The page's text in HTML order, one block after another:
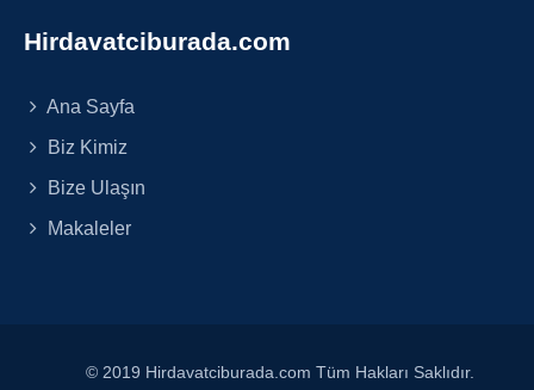
Hirdavatciburada.com
Ana Sayfa
Biz Kimiz
Bize Ulaşın
Makaleler
© 2019 Hirdavatciburada.com Tüm Hakları Saklıdır.